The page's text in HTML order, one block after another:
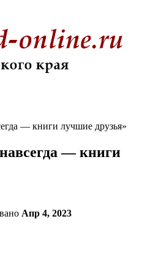
— книги лучшие друзья»
— книги
Апр 4, 2023